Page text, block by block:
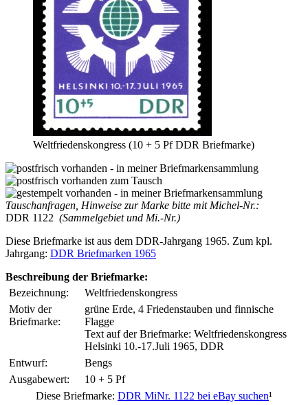
Weltfriedenskongress (10 + 5 Pf DDR Briefmarke)
Tauschanfragen, Hinweise zur Marke bitte mit Michel-Nr.:
DDR 1122 (Sammelgebiet und Mi.-Nr.)
Diese Briefmarke ist aus dem DDR-Jahrgang 1965. Zum kpl.
Jahrgang: DDR Briefmarken 1965
Beschreibung der Briefmarke:
Bezeichnung:
Weltfriedenskongress
Motiv der
Briefmarke:
grüne Erde, 4 Friedenstauben und finnische
Flagge
Text auf der Briefmarke: Weltfriedenskongress
Helsinki 10.-17.Juli 1965, DDR
Entwurf:
Bengs
Ausgabewert:
10 + 5 Pf
Diese Briefmarke: DDR MiNr. 1122 bei eBay suchen¹